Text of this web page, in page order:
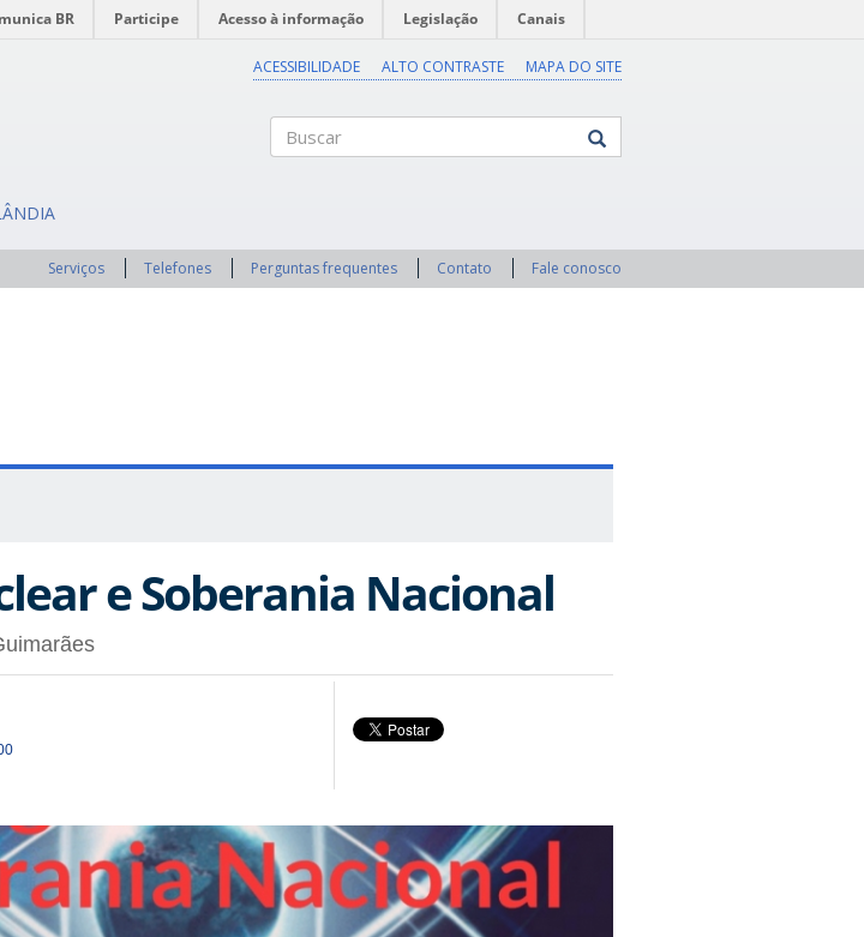
BR Participe Acesso à informação Legislação Canais
ACESSIBILIDADE ALTO CONTRASTE MAPA DO SITE
Serviços Telefones Perguntas frequentes Contato Fale conosco
e Soberania Nacional